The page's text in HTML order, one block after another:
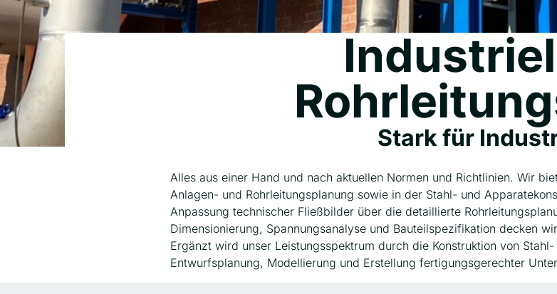
Stark für
Alles aus einer Hand und nach aktuellen Normen und Richtlinien. Wir
Anlagen- und Rohrleitungsplanung sowie in der Stahl- und
Anpassung technischer Fließbilder über die detaillierte
Dimensionierung, Spannungsanalyse und Bauteilspezifikation decken
Ergänzt wird unser Leistungsspektrum durch die Konstruktion von
Entwurfsplanung, Modellierung und Erstellung fertigungsgerechter